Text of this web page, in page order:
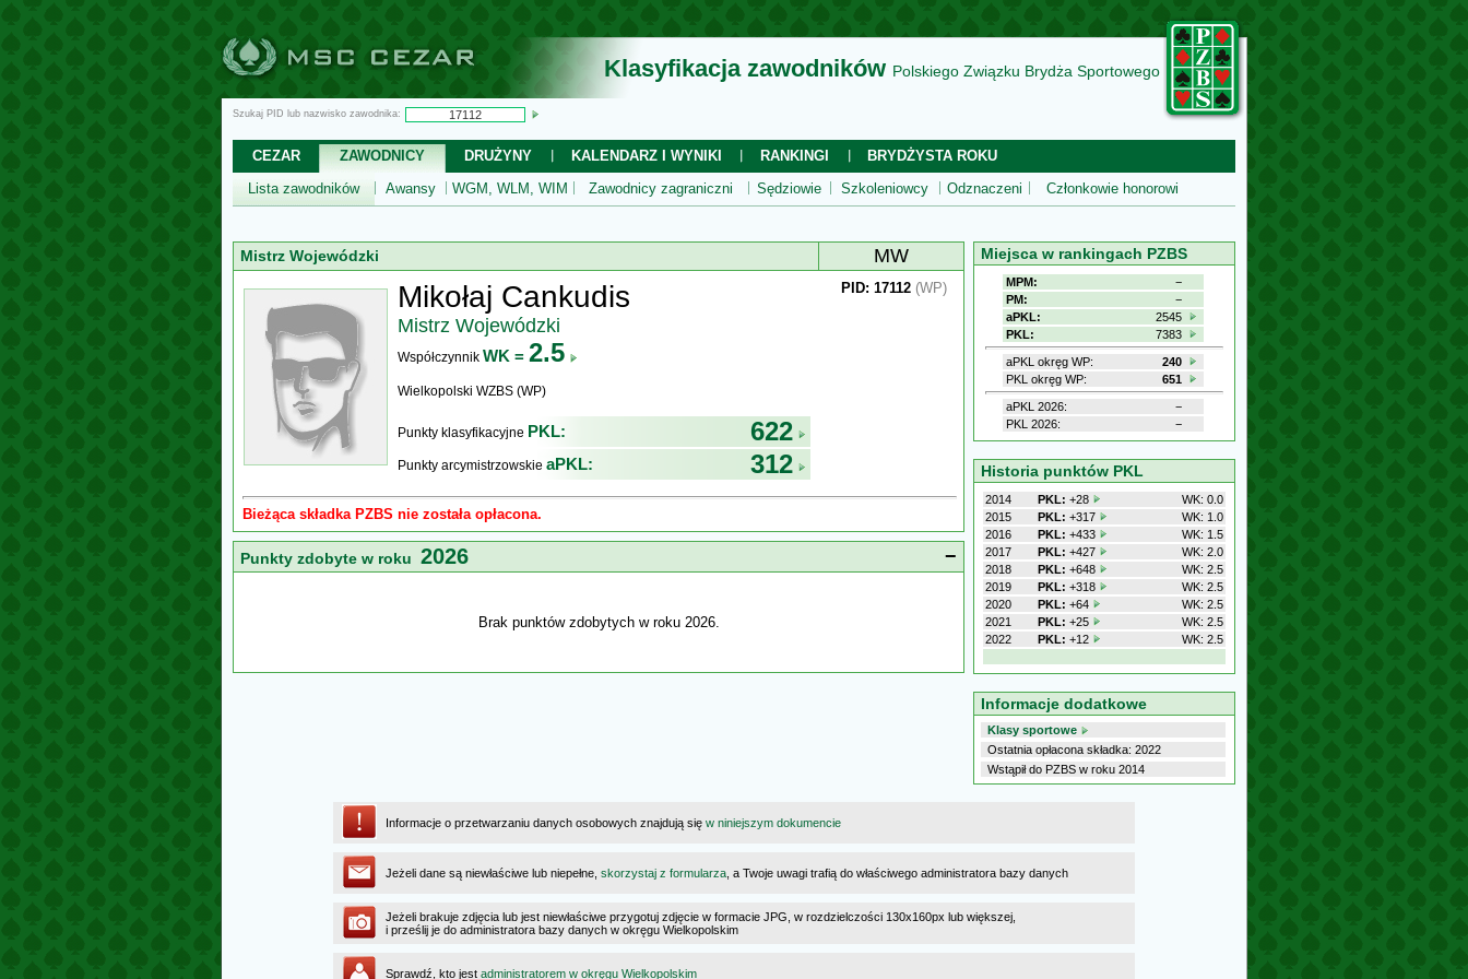
Klasyfikacja zawodników Polskiego Związku Brydża Sportowego
Szukaj PID lub nazwisko zawodnika:
CEZAR ZAWODNICY DRUŻYNY KALENDARZ I WYNIKI RANKINGI
BRYDŻYSTA ROKU
Lista zawodników
Awansy WGM, WLM, WIM Zawodnicy zagraniczni Sędziowie Szkoleniowcy Odznaczeni Członkowie honorowi
Mistrz Wojewódzki MW
Mikołaj Cankudis
Mistrz Wojewódzki
Współczynnik WK = 2.5
Wielkopolski WZBS (WP)
Punkty klasyfikacyjne PKL: 622
Punkty arcymistrzowskie aPKL: 312
PID: 17112 (WP)
Bieżąca składka PZBS nie została opłacona.
Punkty zdobyte w roku 2026 −
Brak punktów zdobytych w roku 2026.
Miejsca w rankingach PZBS
MPM:
−
PM:
−
aPKL:
2545
PKL:
7383
aPKL okręg WP:
240
PKL okręg WP:
651
aPKL 2026:
−
PKL 2026:
−
Historia punktów PKL
2014 PKL: +28
WK: 0.0
2015
PKL: +317
WK: 1.0
2016
PKL: +433
WK: 1.5
2017
PKL: +427
WK: 2.0
2018
PKL: +648
WK: 2.5
2019
PKL: +318
WK: 2.5
2020
PKL: +64
WK: 2.5
2021
PKL: +25
WK: 2.5
2022
PKL: +12 WK: 2.5
Informacje dodatkowe
Klasy sportowe
Ostatnia opłacona składka: 2022
Wstąpił do PZBS w roku 2014
Informacje o przetwarzaniu danych osobowych znajdują się w niniejszym dokumencie
Jeżeli dane są niewłaściwe lub niepełne, skorzystaj z formularza , a Twoje uwagi trafią do właściwego administratora bazy danych
Jeżeli brakuje zdjęcia lub jest niewłaściwe przygotuj zdjęcie w formacie JPG, w rozdzielczości 130x160px lub większej,
i prześlij je do administratora bazy danych w okręgu Wielkopolskim
Sprawdź, kto jest administratorem w okręgu Wielkopolskim